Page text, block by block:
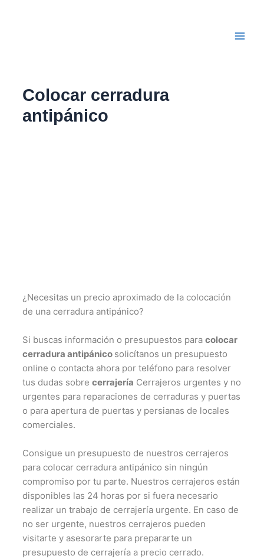
Colocar cerradura
antipánico
¿Necesitas un precio aproximado de la colocación
de una cerradura antipánico?
Si buscas información o presupuestos para colocar
cerradura antipánico solicítanos un presupuesto
online o contacta ahora por teléfono para resolver
tus dudas sobre cerrajería Cerrajeros urgentes y no
urgentes para reparaciones de cerraduras y puertas
o para apertura de puertas y persianas de locales
comerciales.
Consigue un presupuesto de nuestros cerrajeros
para colocar cerradura antipánico sin ningún
compromiso por tu parte. Nuestros cerrajeros están
disponibles las 24 horas por si fuera necesario
realizar un trabajo de cerrajería urgente. En caso de
no ser urgente, nuestros cerrajeros pueden
visitarte y asesorarte para prepararte un
presupuesto de cerrajería a precio cerrado.